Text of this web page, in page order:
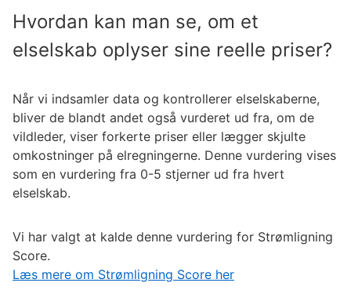
Hvordan kan man se, om et
elselskab oplyser sine reelle priser?
Når vi indsamler data og kontrollerer elselskaberne,
bliver de blandt andet også vurderet ud fra, om de
vildleder, viser forkerte priser eller lægger skjulte
omkostninger på elregningerne. Denne vurdering vises
som en vurdering fra 0-5 stjerner ud fra hvert
elselskab.
Vi har valgt at kalde denne vurdering for Strømligning
Score.
Læs mere om Strømligning Score her